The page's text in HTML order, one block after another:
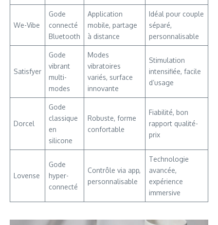
We-Vibe
Gode
connecté
Bluetooth
Application
mobile, partage
à distance
Idéal pour couple
séparé,
personnalisable
Satisfyer
Gode
vibrant
multi-
modes
Modes
vibratoires
variés, surface
innovante
Stimulation
intensifiée, facile
d’usage
Dorcel
Gode
classique
en
silicone
Robuste, forme
confortable
Fiabilité, bon
rapport qualité-
prix
Lovense
Gode
hyper-
connecté
Contrôle via app,
personnalisable
Technologie
avancée,
expérience
immersive